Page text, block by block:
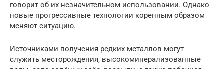
говорит об их незначительном использовании. Однако
новые прогрессивные технологии коренным образом
меняют ситуацию.
Источниками получения редких металлов могут
служить месторождения, высокоминерализованные